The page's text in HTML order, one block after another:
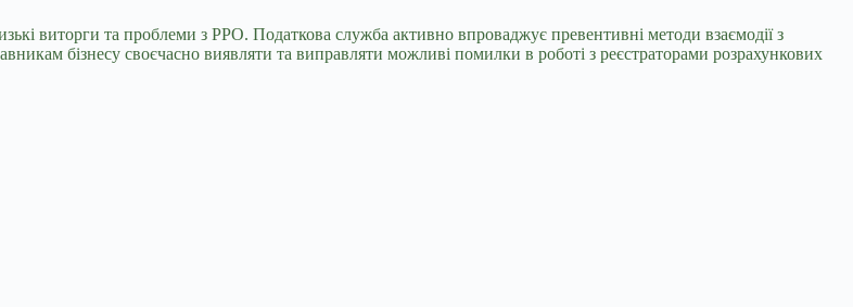
виторги та проблеми з РРО. Податкова служба активно впроваджує превентивні методи взаємодії з
бізнесу своєчасно виявляти та виправляти можливі помилки в роботі з реєстраторами розрахункових